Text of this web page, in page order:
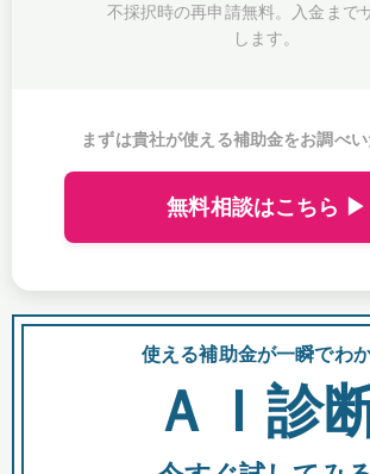
不採択時の再申請無料。入金まで
します。
まずは貴社が使える補助金をお調べい
無料相談はこちら ▶
使える補助金が一瞬でわ
ＡＩ診